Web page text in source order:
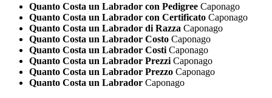
Quanto Costa un Labrador con Pedigree Caponago
Quanto Costa un Labrador con Certificato Caponago
Quanto Costa un Labrador di Razza Caponago
Quanto Costa un Labrador Costo Caponago
Quanto Costa un Labrador Costi Caponago
Quanto Costa un Labrador Prezzi Caponago
Quanto Costa un Labrador Prezzo Caponago
Quanto Costa un Labrador Caponago